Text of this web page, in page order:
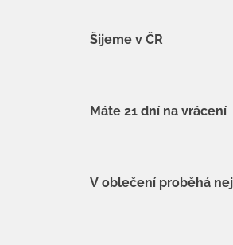
Šijeme v ČR
Máte 21 dní na vrácení
V oblečení proběhá